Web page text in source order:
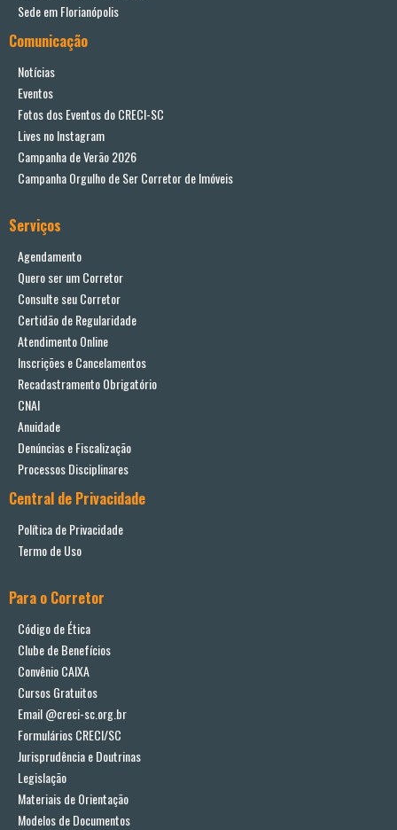
Sede em Florianópolis
Comunicação
Notícias
Eventos
Fotos dos Eventos do CRECI-SC
Lives no Instagram
Campanha de Verão 2026
Campanha Orgulho de Ser Corretor de Imóveis
Serviços
Agendamento
Quero ser um Corretor
Consulte seu Corretor
Certidão de Regularidade
Atendimento Online
Inscrições e Cancelamentos
Recadastramento Obrigatório
CNAI
Anuidade
Denúncias e Fiscalização
Processos Disciplinares
Central de Privacidade
Política de Privacidade
Termo de Uso
Para o Corretor
Código de Ética
Clube de Benefícios
Convênio CAIXA
Cursos Gratuitos
Email @creci-sc.org.br
Formulários CRECI/SC
Jurisprudência e Doutrinas
Legislação
Materiais de Orientação
Modelos de Documentos